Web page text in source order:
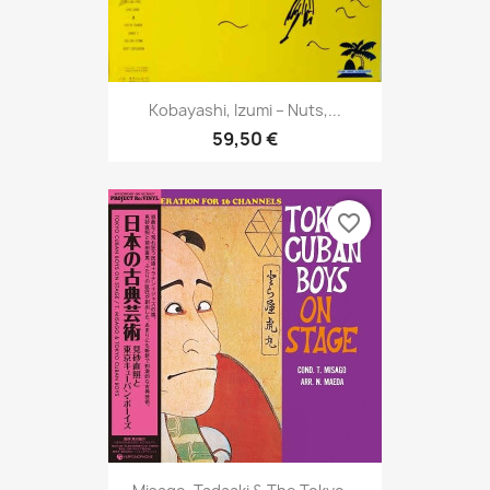
Kobayashi, Izumi – Nuts,...
59,50 €
favorite_border